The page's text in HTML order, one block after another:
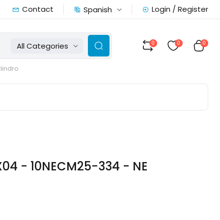
Contact Spanish Login / Register
All Categories 0 0 0
- 10NECM25-334 - NE